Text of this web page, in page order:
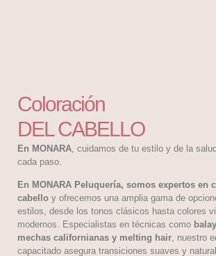
Coloración
DEL CABELLO
En MONARA, cuidamos de tu estilo y de la
cada paso.
En MONARA Peluquería, somos expertos en
cabello y ofrecemos una amplia gama de
estilos, desde los tonos clásicos hasta colores
modernos. Especialistas en técnicas como
mechas californianas y melting hair, nuestro
capacitado asegura transiciones suaves y